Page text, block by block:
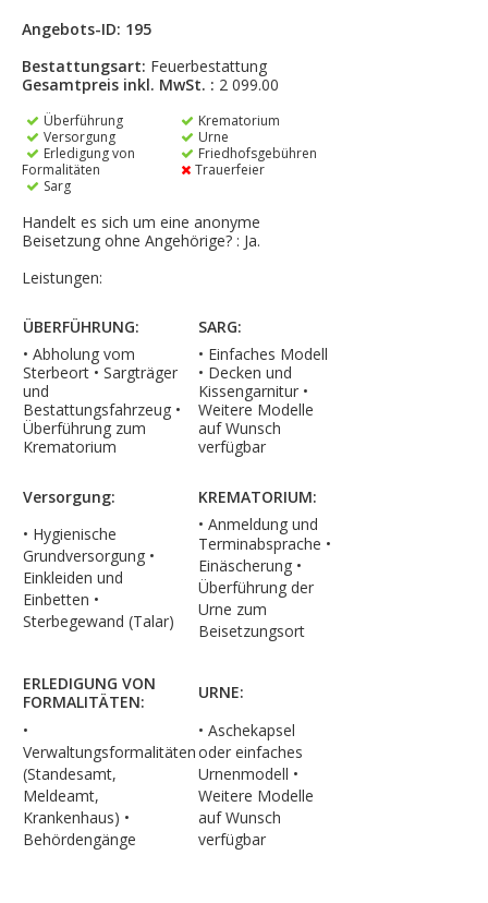
Angebots-ID: 195
Bestattungsart: Feuerbestattung
Gesamtpreis inkl. MwSt. : 2 099.00
Überführung
Versorgung
Erledigung von
Formalitäten
Sarg
Krematorium
Urne
Friedhofsgebühren
Trauerfeier
Handelt es sich um eine anonyme
Beisetzung ohne Angehörige? : Ja.
Leistungen:
ÜBERFÜHRUNG:
SARG:
• Abholung vom
Sterbeort • Sargträger
und
Bestattungsfahrzeug •
Überführung zum
Krematorium
• Einfaches Modell
• Decken und
Kissengarnitur •
Weitere Modelle
auf Wunsch
verfügbar
Versorgung:
KREMATORIUM:
• Hygienische
Grundversorgung •
Einkleiden und
Einbetten •
Sterbegewand (Talar)
• Anmeldung und
Terminabsprache •
Einäscherung •
Überführung der
Urne zum
Beisetzungsort
ERLEDIGUNG VON
FORMALITÄTEN:
URNE:
•
Verwaltungsformalitäten
(Standesamt,
Meldeamt,
Krankenhaus) •
Behördengänge
• Aschekapsel
oder einfaches
Urnenmodell •
Weitere Modelle
auf Wunsch
verfügbar